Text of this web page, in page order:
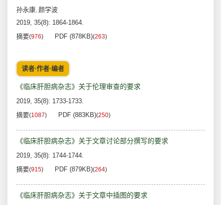
孙永康, 颜学波
2019, 35(8): 1864-1864.
摘要(976) PDF (878KB)(263)
读者·作者·编者
《临床肝胆病杂志》关于伦理审查的要求
2019, 35(8): 1733-1733.
摘要(1087) PDF (883KB)(250)
《临床肝胆病杂志》关于文章讨论部分撰写的要求
2019, 35(8): 1744-1744.
摘要(915) PDF (879KB)(264)
《临床肝胆病杂志》关于文章中插图的要求